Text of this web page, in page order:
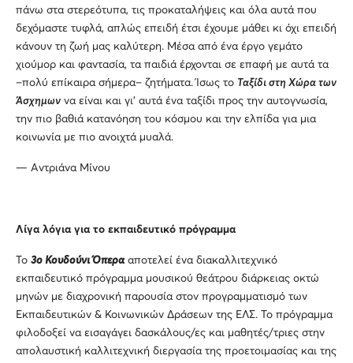
πάνω στα στερεότυπα, τις προκαταλήψεις και όλα αυτά που
δεχόμαστε τυφλά, απλώς επειδή έτσι έχουμε μάθει κι όχι επειδή
κάνουν τη ζωή μας καλύτερη. Μέσα από ένα έργο γεμάτο
χιούμορ και φαντασία, τα παιδιά έρχονται σε επαφή με αυτά τα
–πολύ επίκαιρα σήμερα– ζητήματα. Ίσως το Ταξίδι στη Χώρα των
Άσχημων να είναι και γι’ αυτά ένα ταξίδι προς την αυτογνωσία,
την πιο βαθιά κατανόηση του κόσμου και την ελπίδα για μια
κοινωνία με πιο ανοιχτά μυαλά.
— Αντριάνα Μίνου
Λίγα λόγια για το εκπαιδευτικό πρόγραμμα
Το 3ο Κουδούνι Όπερααποτελεί ένα διακαλλιτεχνικό
εκπαιδευτικό πρόγραμμα μουσικού θεάτρου διάρκειας οκτώ
μηνών με διαχρονική παρουσία στον προγραμματισμό των
Εκπαιδευτικών & Κοινωνικών Δράσεων της ΕΛΣ. Το πρόγραμμα
φιλοδοξεί να εισαγάγει δασκάλους/ες και μαθητές/τριες στην
απολαυστική καλλιτεχνική διεργασία της προετοιμασίας και της